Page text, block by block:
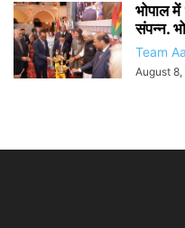
भोपाल
संपन्न.
Team
August